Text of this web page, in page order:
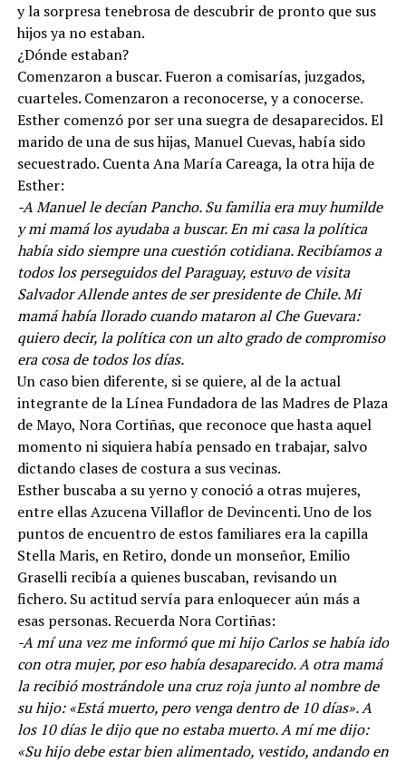
y la sorpresa tenebrosa de descubrir de pronto que sus
hijos ya no estaban.
¿Dónde estaban?
Comenzaron a buscar. Fueron a comisarías, juzgados,
cuarteles. Comenzaron a reconocerse, y a conocerse.
Esther comenzó por ser una suegra de desaparecidos. El
marido de una de sus hijas, Manuel Cuevas, había sido
secuestrado. Cuenta Ana María Careaga, la otra hija de
Esther:
-A Manuel le decían Pancho. Su familia era muy humilde
y mi mamá los ayudaba a buscar. En mi casa la política
había sido siempre una cuestión cotidiana. Recibíamos a
todos los perseguidos del Paraguay, estuvo de visita
Salvador Allende antes de ser presidente de Chile. Mi
mamá había llorado cuando mataron al Che Guevara:
quiero decir, la política con un alto grado de compromiso
era cosa de todos los días.
Un caso bien diferente, si se quiere, al de la actual
integrante de la Línea Fundadora de las Madres de Plaza
de Mayo, Nora Cortiñas, que reconoce que hasta aquel
momento ni siquiera había pensado en trabajar, salvo
dictando clases de costura a sus vecinas.
Esther buscaba a su yerno y conoció a otras mujeres,
entre ellas Azucena Villaflor de Devincenti. Uno de los
puntos de encuentro de estos familiares era la capilla
Stella Maris, en Retiro, donde un monseñor, Emilio
Graselli recibía a quienes buscaban, revisando un
fichero. Su actitud servía para enloquecer aún más a
esas personas. Recuerda Nora Cortiñas:
-A mí una vez me informó que mi hijo Carlos se había ido
con otra mujer, por eso había desaparecido. A otra mamá
la recibió mostrándole una cruz roja junto al nombre de
su hijo: «Está muerto, pero venga dentro de 10 días». A
los 10 días le dijo que no estaba muerto. A mí me dijo:
«Su hijo debe estar bien alimentado, vestido, andando en